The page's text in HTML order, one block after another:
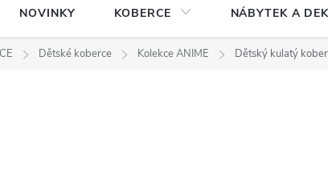
NOVINKY KOBERCE NÁBYTEK A
Dětské koberce Kolekce ANIME Dětský kulatý